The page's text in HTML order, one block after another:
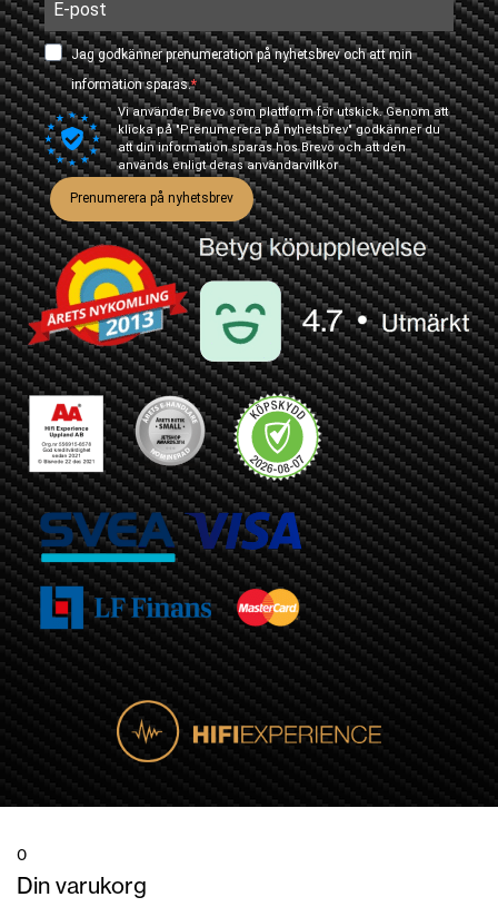
Jag godkänner prenumeration på nyhetsbrev och att min
information sparas.
Vi använder Brevo som plattform för utskick. Genom att
klicka på "Prenumerera på nyhetsbrev" godkänner du
att din information sparas hos Brevo och att den
används enligt derasanvändarvillkor
Prenumerera på nyhetsbrev
0
Din varukorg